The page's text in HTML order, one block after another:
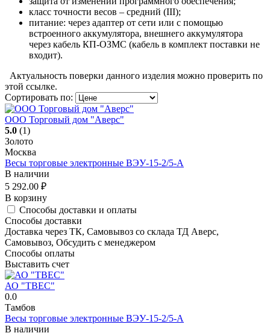
класс точности весов – средний (III);
питание: через адаптер от сети или с помощью
встроенного аккумулятора, внешнего аккумулятора
через кабель КП-ОЗМС (кабель в комплект поставки не
входит).
Актуальность поверки данного изделия можно проверить по
этой ссылке.
Сортировать по:
ООО Торговый дом "Аверс"
5.0 (1)
Золото
Москва
Весы торговые электронные ВЭУ-15-2/5-А
В наличии
5 292.00 ₽
В корзину
Способы доставки и оплаты
Способы доставки
Доставка через ТК, Самовывоз со склада ТД Аверс,
Самовывоз, Обсудить с менеджером
Способы оплаты
Выставить счет
АО "ТВЕС"
0.0
Тамбов
Весы торговые электронные ВЭУ-15-2/5-А
В наличии